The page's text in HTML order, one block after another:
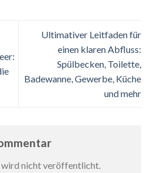
Ultimativer Leitfaden für
einen klaren Abfluss:
Spülbecken, Toilette,
Badewanne, Gewerbe, Küche
und mehr
nicht veröffentlicht.